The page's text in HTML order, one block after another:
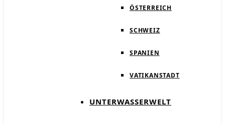
ÖSTERREICH
SCHWEIZ
SPANIEN
VATIKANSTADT
UNTERWASSERWELT